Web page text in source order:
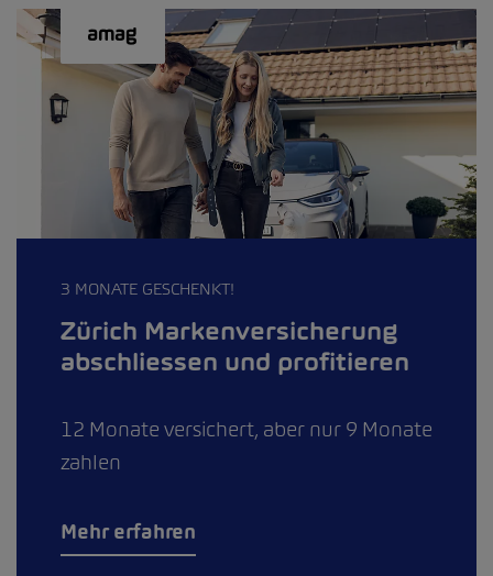
3 MONATE GESCHENKT!
Zürich Markenversicherung
abschliessen und profitieren
12 Monate versichert, aber nur 9 Monate
zahlen
Mehr erfahren